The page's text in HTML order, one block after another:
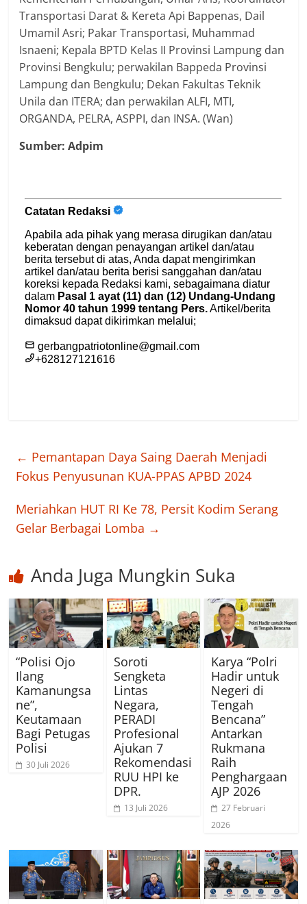
Transportasi Darat & Kereta Api Bappenas, Dail
Umamil Asri; Pakar Transportasi, Muhammad
Isnaeni; Kepala BPTD Kelas II Provinsi Lampung dan
Provinsi Bengkulu; perwakilan Bappeda Provinsi
Lampung dan Bengkulu; Dekan Fakultas Teknik
Unila dan ITERA; dan perwakilan ALFI, MTI,
ORGANDA, PELRA, ASPPI, dan INSA. (Wan)
Sumber: Adpim
← Pemantapan Daya Saing Daerah Menjadi
Fokus Penyusunan KUA-PPAS APBD 2024
Meriahkan HUT RI Ke 78, Persit Kodim Serang
Gelar Berbagai Lomba →
Anda Juga Mungkin Suka
“Polisi Ojo
Ilang
Kamanungsa
ne”,
Keutamaan
Bagi Petugas
Polisi
30 Juli 2026
Soroti
Sengketa
Lintas
Negara,
PERADI
Profesional
Ajukan 7
Rekomendasi
RUU HPI ke
DPR.
13 Juli 2026
Karya “Polri
Hadir untuk
Negeri di
Tengah
Bencana”
Antarkan
Rukmana
Raih
Penghargaan
AJP 2026
27 Februari
2026